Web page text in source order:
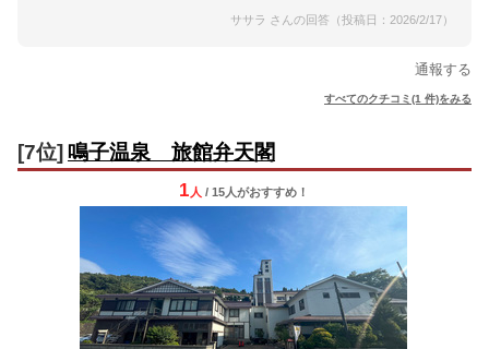
ササラ さんの回答（投稿日：2026/2/17）
通報する
すべてのクチコミ(1 件)をみる
[7位] 鳴子温泉 旅館弁天閣
1 人 / 15人がおすすめ！